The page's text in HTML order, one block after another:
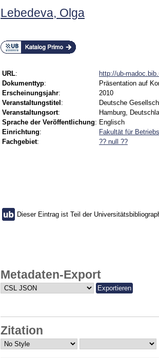
Lebedeva, Olga
URL:
http://ub-
Dokumenttyp:
Präsentation auf
Erscheinungsjahr:
2010
Veranstaltungstitel :
Deutsche
Veranstaltungsort:
Hamburg,
Sprache der Veröffentlichung: Englisch
Einrichtung:
Fakultät für
Fachgebiet: ?? null ??
Dieser Eintrag ist Teil der
Metadaten-Export
Zitation